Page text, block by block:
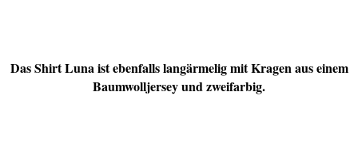
Das Shirt Luna ist ebenfalls langärmelig mit Kragen aus einem
Baumwolljersey und zweifarbig.